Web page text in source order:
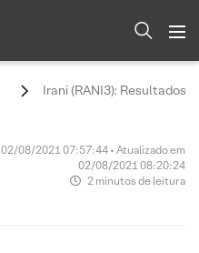
Irani (RANI3): Resultados
02/08/2021 07:57:44 • Atualizado em
02/08/2021 08:20:24
2 minutos de leitura